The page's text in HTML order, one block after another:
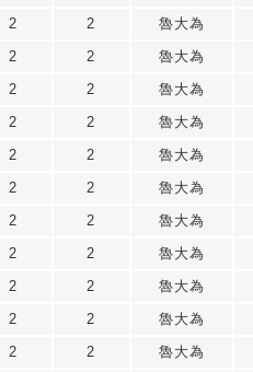
2 2 魯大為
2 2 魯大為
2 2 魯大為
2 2 魯大為
2 2 魯大為
2 2 魯大為
2 2 魯大為
2 2 魯大為
2 2 魯大為
2 2 魯大為
2 2 魯大為